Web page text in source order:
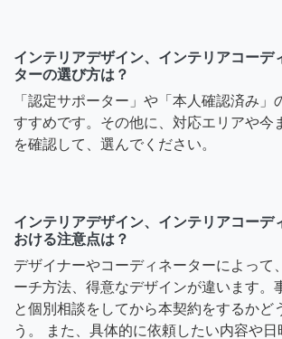
インテリアデザイン、インテリアコーデ
ターの選び方は？
「認定サポーター」や「本人確認済み」
すすめです。その他に、対応エリアや今
を確認して、選んでください。
インテリアデザイン、インテリアコーデ
おける注意点は？
デザイナーやコーディネーターによって
ーチ方法、得意なデザインが違います。
と個別相談をしてから本契約をするかど
う。 また、具体的に依頼したい内容や日